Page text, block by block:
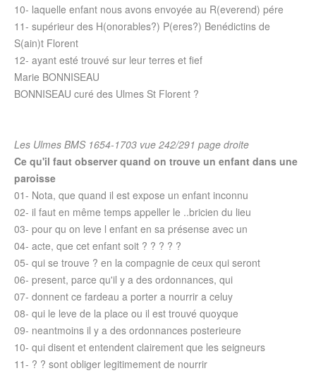
10- laquelle enfant nous avons envoyée au R(everend) pére
11- supérieur des H(onorables?) P(eres?) Benédictins de
S(ain)t Florent
12- ayant esté trouvé sur leur terres et fief
Marie BONNISEAU
BONNISEAU curé des Ulmes St Florent ?
Les Ulmes BMS 1654-1703 vue 242/291 page droite
Ce qu'il faut observer quand on trouve un enfant dans une
paroisse
01- Nota, que quand il est expose un enfant inconnu
02- il faut en même temps appeller le ..bricien du lieu
03- pour qu on leve l enfant en sa présense avec un
04- acte, que cet enfant soit ? ? ? ? ?
05- qui se trouve ? en la compagnie de ceux qui seront
06- present, parce qu'il y a des ordonnances, qui
07- donnent ce fardeau a porter a nourrir a celuy
08- qui le leve de la place ou il est trouvé quoyque
09- neantmoins il y a des ordonnances posterieure
10- qui disent et entendent clairement que les seigneurs
11- ? ? sont obliger legitimement de nourrir